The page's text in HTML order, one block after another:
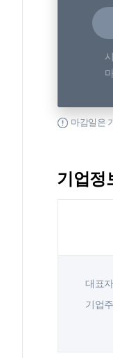
마감일은
기업정
대표
기업